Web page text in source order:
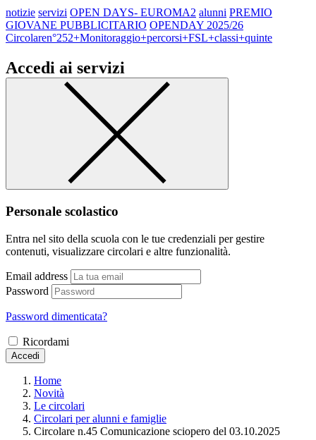
notizie servizi OPEN DAYS- EUROMA2 alunni PREMIO
GIOVANE PUBBLICITARIO OPENDAY 2025/26
Circolaren°252+Monitoraggio+percorsi+FSL+classi+quinte
Accedi ai servizi
Personale scolastico
Entra nel sito della scuola con le tue credenziali per gestire
contenuti, visualizzare circolari e altre funzionalità.
Email address
Password
Password dimenticata?
Ricordami
Accedi
Home
Novità
Le circolari
Circolari per alunni e famiglie
Circolare n.45 Comunicazione sciopero del 03.10.2025